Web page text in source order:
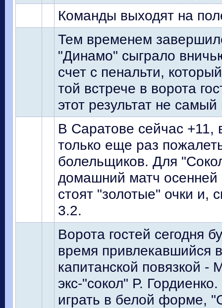
Команды выходят на
Тем временем
"Динамо" сыграло
счет с пенальти,
той встрече в ворота
этот результат не
В Саратове сейчас +11,
только еще раз
болельщиков. Для
домашний матч осенней
стоят "золотые" очки и,
3.2.
Ворота гостей сегодня
время привлекавшийся
капитанской повязкой
экс-"сокол" Р.
играть в белой форме,